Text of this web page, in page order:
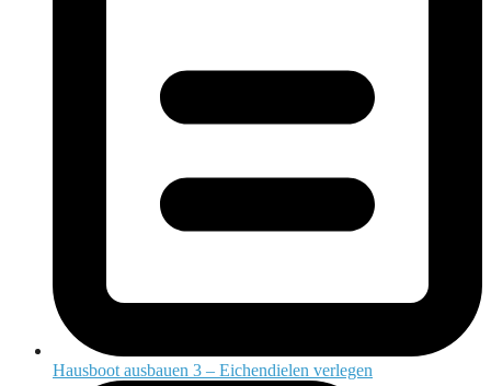
Hausboot ausbauen 3 – Eichendielen verlegen